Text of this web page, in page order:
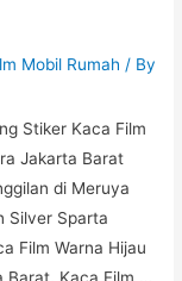
Mobil Rumah / By
Stiker Kaca Film
Jakarta Barat
di Meruya
Silver Sparta
Film Warna Hijau